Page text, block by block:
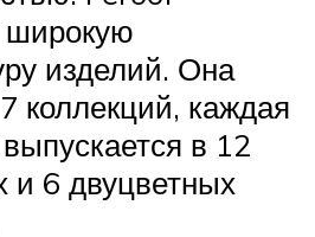
широкую
изделий. Она
коллекций, каждая
в 12
и 6 двуцветных